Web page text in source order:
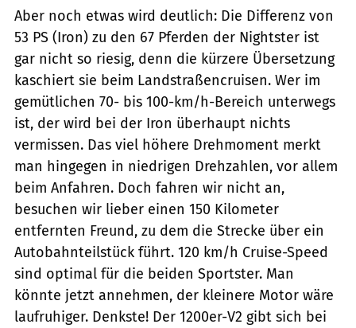
Aber noch etwas wird deutlich: Die Differenz von
53 PS (Iron) zu den 67 Pferden der Nightster ist
gar nicht so riesig, denn die kürzere Übersetzung
kaschiert sie beim Landstraßencruisen. Wer im
gemütlichen 70- bis 100-km/h-Bereich unterwegs
ist, der wird bei der Iron überhaupt nichts
vermissen. Das viel höhere Drehmoment merkt
man hingegen in niedrigen Drehzahlen, vor allem
beim Anfahren. Doch fahren wir nicht an,
besuchen wir lieber einen 150 Kilometer
entfernten Freund, zu dem die Strecke über ein
Autobahnteilstück führt. 120 km/h Cruise-Speed
sind optimal für die beiden Sportster. Man
könnte jetzt annehmen, der kleinere Motor wäre
laufruhiger. Denkste! Der 1200er-V2 gibt sich bei